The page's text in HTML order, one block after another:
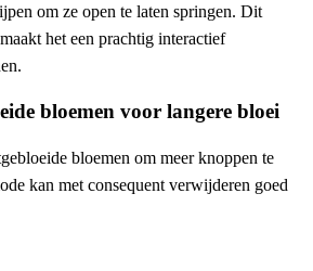
om ze open te laten springen. Dit
het een prachtig interactief
bloemen voor langere bloei
bloemen om meer knoppen te
kan met consequent verwijderen goed